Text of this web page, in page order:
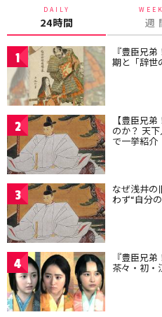
DAILY
24時間 週
1 『豊臣兄
期と「辞世
2 【豊臣兄
のか？ 天
で一挙紹介
3 なぜ浅井の
わず“自分
4 『豊臣兄
茶々・初